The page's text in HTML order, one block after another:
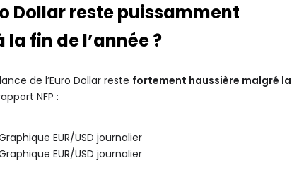
Dollar reste puissamment
la fin de l’année ?
de l’Euro Dollar reste fortement haussière malgré la
NFP :